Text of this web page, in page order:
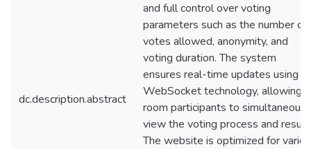
dc.description.abstract
and full control over voting
parameters such as the number of
votes allowed, anonymity, and
voting duration. The system
ensures real-time updates using
WebSocket technology, allowing
room participants to
view the voting process and
The website is optimized for